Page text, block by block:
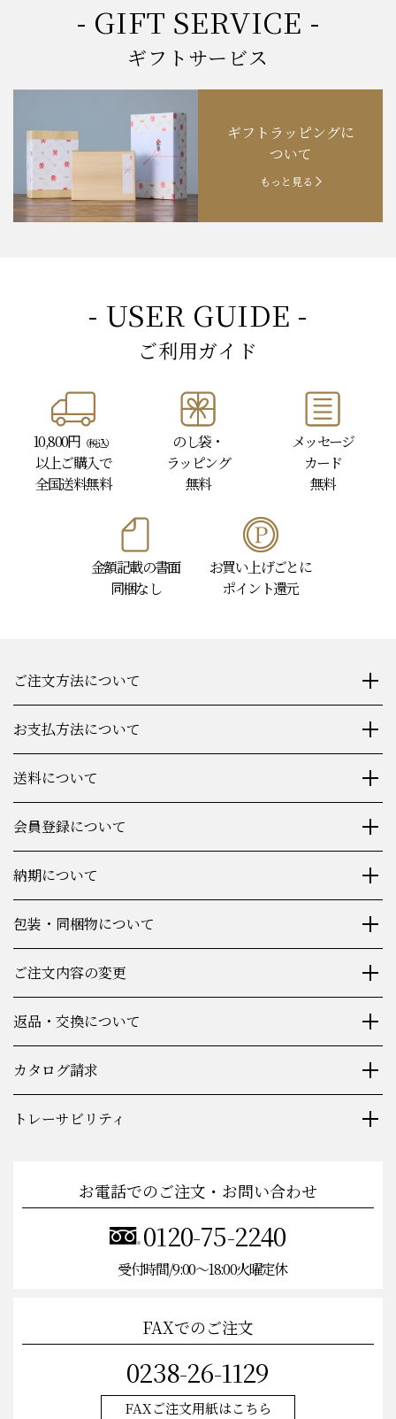
- GIFT SERVICE -
ギフトサービス
ギフトラッピングに
ついて
もっと見る
- USER GUIDE -
ご利用ガイド
10,800円 （税込）
以上ご購入で
全国送料無料
のし袋・
ラッピング
無料
メッセージ
カード
無料
金額記載の書面
同梱なし
お買い上げごとに
ポイント還元
ご注文方法について
お支払方法について
送料について
会員登録について
納期について
包装・同梱物について
ご注文内容の変更
返品・交換について
カタログ請求
トレーサビリティ
お電話でのご注文・お問い合わせ
0120-75-2240
受付時間/9:00〜18:00火曜定休
FAXでのご注文
0238-26-1129
FAXご注文用紙はこちら